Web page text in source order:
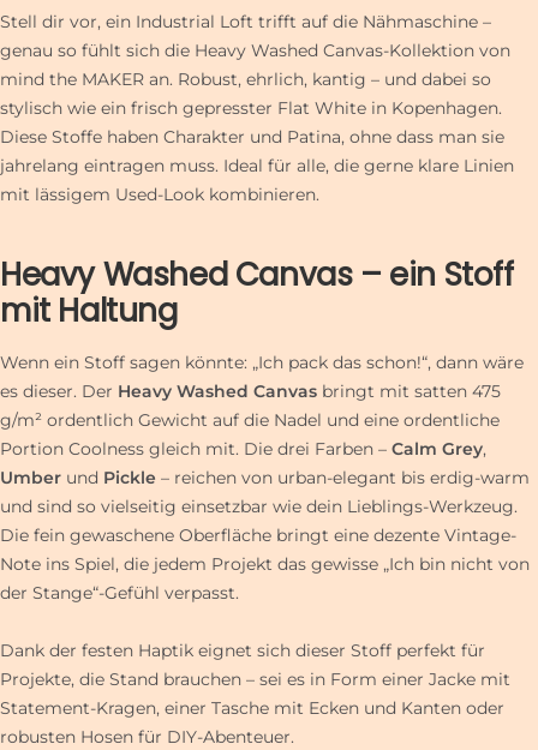
Stell dir vor, ein Industrial Loft trifft auf die Nähmaschine –
genau so fühlt sich die Heavy Washed Canvas-Kollektion von
mind the MAKER an. Robust, ehrlich, kantig – und dabei so
stylisch wie ein frisch gepresster Flat White in Kopenhagen.
Diese Stoffe haben Charakter und Patina, ohne dass man sie
jahrelang eintragen muss. Ideal für alle, die gerne klare Linien
mit lässigem Used-Look kombinieren.
Heavy Washed Canvas – ein Stoff
mit Haltung
Wenn ein Stoff sagen könnte: „Ich pack das schon!“, dann wäre
es dieser. Der Heavy Washed Canvas bringt mit satten 475
g/m² ordentlich Gewicht auf die Nadel und eine ordentliche
Portion Coolness gleich mit. Die drei Farben – Calm Grey,
Umber und Pickle – reichen von urban-elegant bis erdig-warm
und sind so vielseitig einsetzbar wie dein Lieblings-Werkzeug.
Die fein gewaschene Oberfläche bringt eine dezente Vintage-
Note ins Spiel, die jedem Projekt das gewisse „Ich bin nicht von
der Stange“-Gefühl verpasst.
Dank der festen Haptik eignet sich dieser Stoff perfekt für
Projekte, die Stand brauchen – sei es in Form einer Jacke mit
Statement-Kragen, einer Tasche mit Ecken und Kanten oder
robusten Hosen für DIY-Abenteuer.